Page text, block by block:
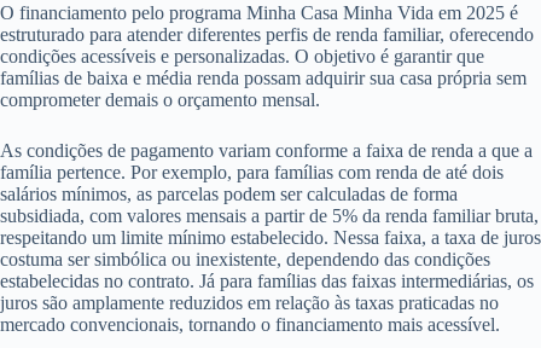
O financiamento pelo programa Minha Casa Minha Vida em 2025 é
estruturado para atender diferentes perfis de renda familiar, oferecendo
condições acessíveis e personalizadas. O objetivo é garantir que
famílias de baixa e média renda possam adquirir sua casa própria sem
comprometer demais o orçamento mensal.
As condições de pagamento variam conforme a faixa de renda a que a
família pertence. Por exemplo, para famílias com renda de até dois
salários mínimos, as parcelas podem ser calculadas de forma
subsidiada, com valores mensais a partir de 5% da renda familiar bruta,
respeitando um limite mínimo estabelecido. Nessa faixa, a taxa de juros
costuma ser simbólica ou inexistente, dependendo das condições
estabelecidas no contrato. Já para famílias das faixas intermediárias, os
juros são amplamente reduzidos em relação às taxas praticadas no
mercado convencionais, tornando o financiamento mais acessível.